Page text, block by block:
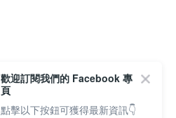
歡迎訂閱我們的 Facebook 專
頁
點擊以下按鈕可獲得最新資訊👇